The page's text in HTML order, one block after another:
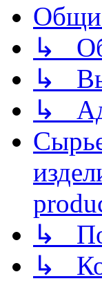
↳
↳
↳
↳
↳